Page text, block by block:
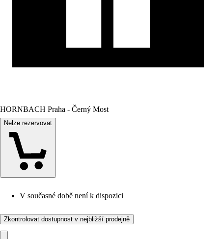
HORNBACH Praha - Černý Most
Nelze rezervovat
V současné době není k dispozici
Zkontrolovat dostupnost v nejbližší prodejně